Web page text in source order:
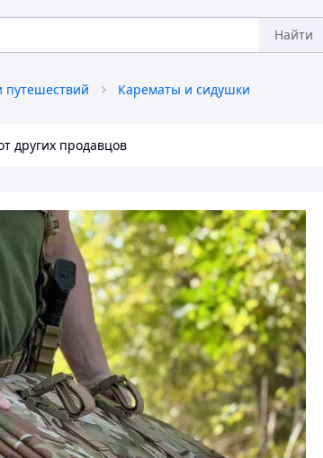
Найти
путешествий Карематы и сидушки
других продавцов